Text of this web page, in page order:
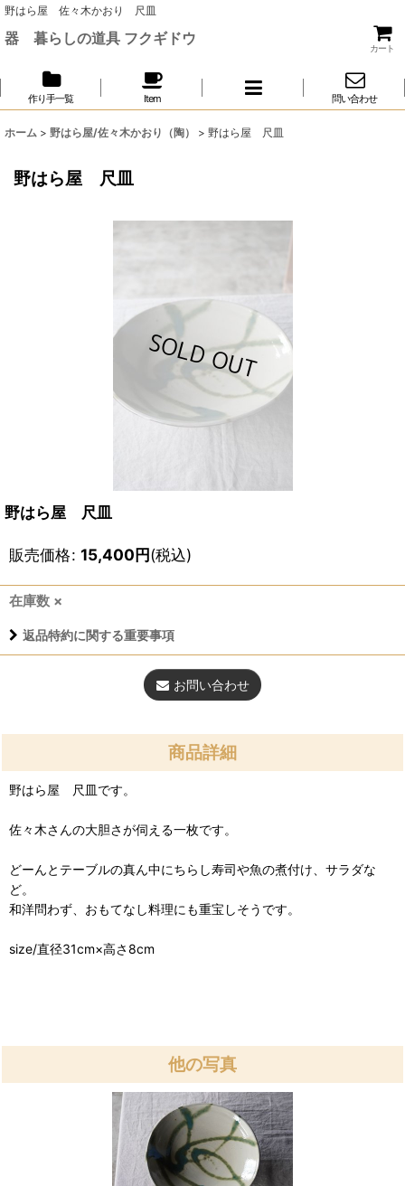
野はら屋 佐々木かおり 尺皿
器 暮らしの道具 フクギドウ
カート
作り手一覧 Item 問い合わせ
ホーム > 野はら屋/佐々木かおり（陶） > 野はら屋 尺皿
野はら屋 尺皿
野はら屋 尺皿
販売価格: 15,400円(税込)
在庫数 ×
返品特約に関する重要事項
お問い合わせ
商品詳細
野はら屋 尺皿です。
佐々木さんの大胆さが伺える一枚です。
どーんとテーブルの真ん中にちらし寿司や魚の煮付け、サラダな
ど。
和洋問わず、おもてなし料理にも重宝しそうです。
size/直径31cm×高さ8cm
他の写真